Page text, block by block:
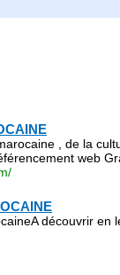
, de la
web
découvrir en